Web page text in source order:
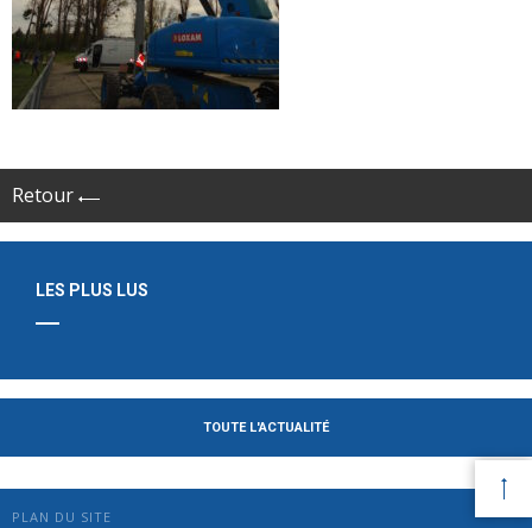
Retour
LES PLUS LUS
TOUTE L'ACTUALITÉ
PLAN DU SITE